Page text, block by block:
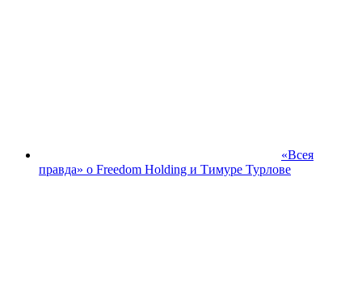
«Всея
правда» о Freedom Holding и Тимуре Турлове